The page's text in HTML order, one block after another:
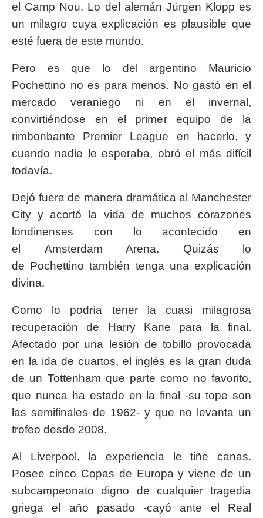
el Camp Nou. Lo del alemán Jürgen Klopp es
un milagro cuya explicación es plausible que
esté fuera de este mundo.
Pero es que lo del argentino Mauricio
Pochettino no es para menos. No gastó en el
mercado veraniego ni en el invernal,
convirtiéndose en el primer equipo de la
rimbonbante Premier League en hacerlo, y
cuando nadie le esperaba, obró el más difícil
todavía.
Dejó fuera de manera dramática al Manchester
City y acortó la vida de muchos corazones
londinenses con lo acontecido en
el Amsterdam Arena. Quizás lo
de Pochettino también tenga una explicación
divina.
Como lo podría tener la cuasi milagrosa
recuperación de Harry Kane para la final.
Afectado por una lesión de tobillo provocada
en la ida de cuartos, el inglés es la gran duda
de un Tottenham que parte como no favorito,
que nunca ha estado en la final -su tope son
las semifinales de 1962- y que no levanta un
trofeo desde 2008.
Al Liverpool, la experiencia le tiñe canas.
Posee cinco Copas de Europa y viene de un
subcampeonato digno de cualquier tragedia
griega el año pasado -cayó ante el Real